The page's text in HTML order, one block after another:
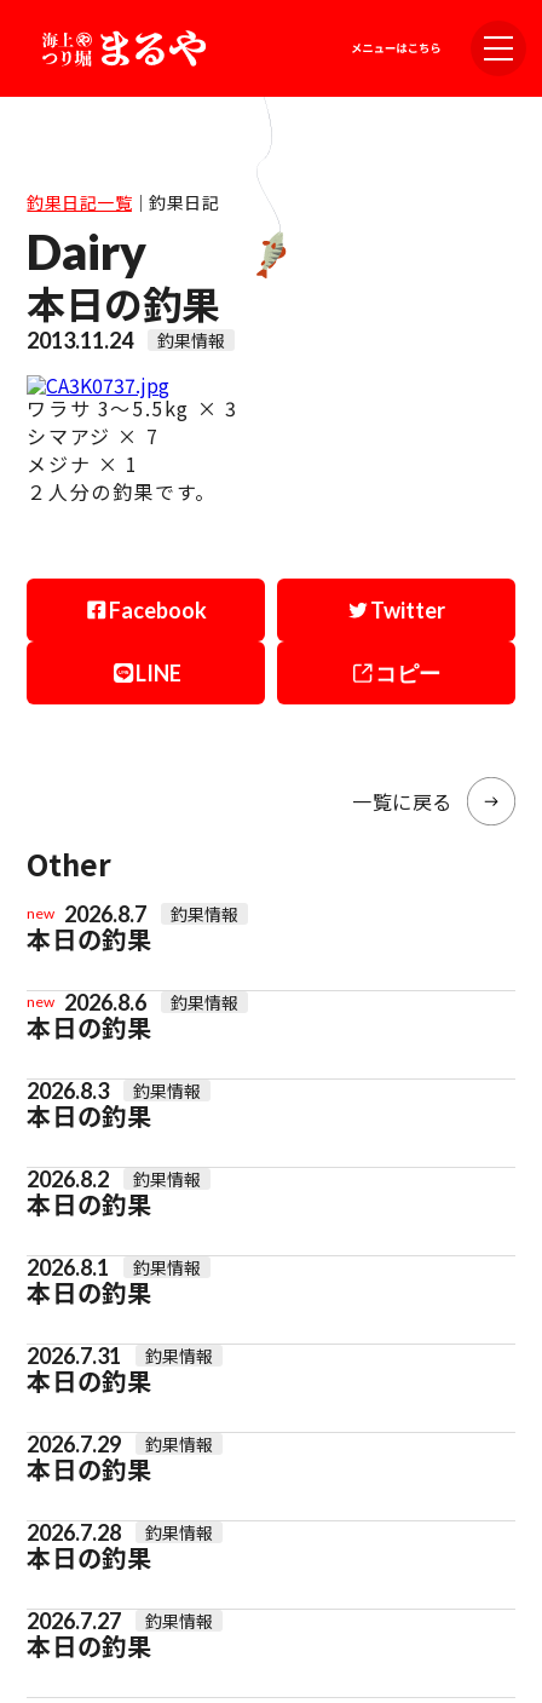
釣果日記一覧｜釣果日記
Dairy
本日の釣果
2013.11.24 釣果情報
ワラサ 3〜5.5kg × 3
シマアジ × 7
メジナ × 1
２人分の釣果です。
Facebook Twitter
LINE コピー
一覧に戻る
Other
new 2026.8.7 釣果情報
本日の釣果
new 2026.8.6 釣果情報
本日の釣果
2026.8.3 釣果情報
本日の釣果
2026.8.2 釣果情報
本日の釣果
2026.8.1 釣果情報
本日の釣果
2026.7.31 釣果情報
本日の釣果
2026.7.29 釣果情報
本日の釣果
2026.7.28 釣果情報
本日の釣果
2026.7.27 釣果情報
本日の釣果